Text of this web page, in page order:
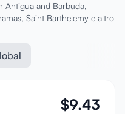
Antigua and Barbuda,
Saint Barthelemy e altro
$9.43